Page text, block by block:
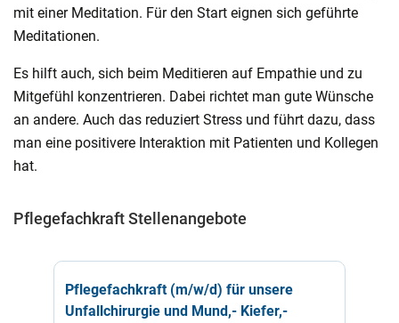
mit einer Meditation. Für den Start eignen sich geführte
Meditationen.
Es hilft auch, sich beim Meditieren auf Empathie und zu
Mitgefühl konzentrieren. Dabei richtet man gute Wünsche
an andere. Auch das reduziert Stress und führt dazu, dass
man eine positivere Interaktion mit Patienten und Kollegen
hat.
Pflegefachkraft Stellenangebote
Pflegefachkraft (m/w/d) für unsere
Unfallchirurgie und Mund,- Kiefer,-